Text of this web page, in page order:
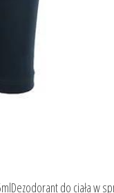
do ciała w